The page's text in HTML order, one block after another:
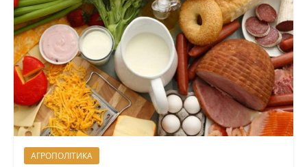
АГРОПОЛІТИКА